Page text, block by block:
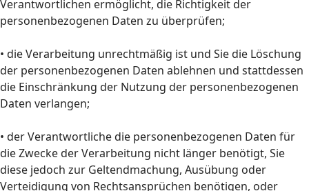
Verantwortlichen ermöglicht, die Richtigkeit der
personenbezogenen Daten zu überprüfen;
• die Verarbeitung unrechtmäßig ist und Sie die Löschung
der personenbezogenen Daten ablehnen und stattdessen
die Einschränkung der Nutzung der personenbezogenen
Daten verlangen;
• der Verantwortliche die personenbezogenen Daten für
die Zwecke der Verarbeitung nicht länger benötigt, Sie
diese jedoch zur Geltendmachung, Ausübung oder
Verteidigung von Rechtsansprüchen benötigen, oder